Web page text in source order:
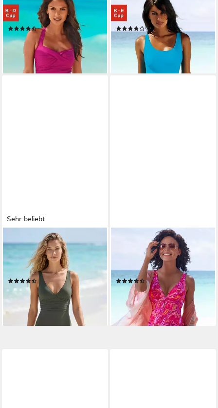
Badeanzug mit modischem
Rücken und Shaping-Effekt
(1141)
ab 64,99 €
lieferbar - in 6-8 Werktagen bei dir
Badeanzug mit Schlankmach-
Effekt
(831)
ab 54,99 €
lieferbar - in 1-2 Werktagen bei dir
Sehr beliebt
Badeanzug mit toller
Rückenlösung und Shaping-
Effekt
(404)
ab 69,99 €
lieferbar - in 1-2 Werktagen bei dir
VIVANCE BY LASCANA
Badeanzug Pretty mit V-
Ausschnitt und modischem
Paisleymuster
(35)
ab 54,99 €
lieferbar - in 1-2 Werktagen bei dir